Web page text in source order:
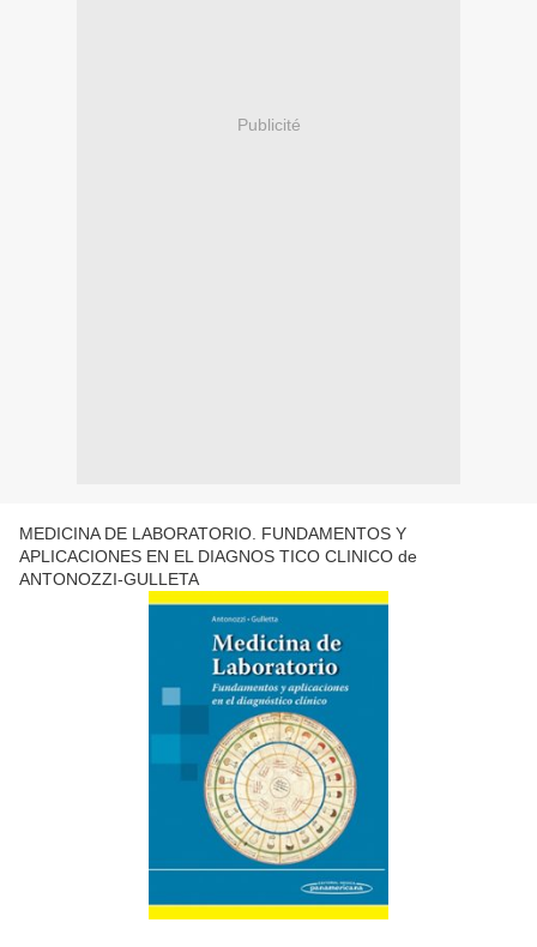
Publicité
MEDICINA DE LABORATORIO. FUNDAMENTOS Y
APLICACIONES EN EL DIAGNOS TICO CLINICO de
ANTONOZZI-GULLETA